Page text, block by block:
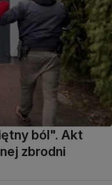
ból". Akt
zbrodni